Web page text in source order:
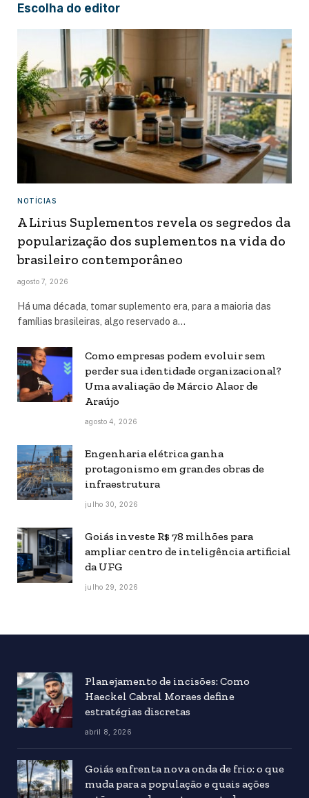
Escolha do editor
NOTÍCIAS
A Lirius Suplementos revela os segredos da
popularização dos suplementos na vida do
brasileiro contemporâneo
agosto 7, 2026
Há uma década, tomar suplemento era, para a maioria das
famílias brasileiras, algo reservado a…
Como empresas podem evoluir sem
perder sua identidade organizacional?
Uma avaliação de Márcio Alaor de
Araújo
agosto 4, 2026
Engenharia elétrica ganha
protagonismo em grandes obras de
infraestrutura
julho 30, 2026
Goiás investe R$ 78 milhões para
ampliar centro de inteligência artificial
da UFG
julho 29, 2026
Planejamento de incisões: Como
Haeckel Cabral Moraes define
estratégias discretas
abril 8, 2026
Goiás enfrenta nova onda de frio: o que
muda para a população e quais ações